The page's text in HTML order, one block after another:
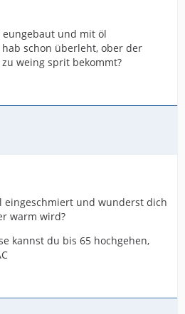
und mit öl
schon überleht, ober der
weing sprit bekommt?
eingeschmiert und wunderst dich
warm wird?
kannst du bis 65 hochgehen,